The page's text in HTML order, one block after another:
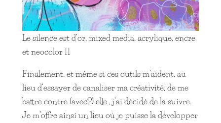
Le silence est d’or, mixed media, acrylique, encre
et neocolor II
Finalement, et même si ces outils m’aident, au
lieu d’essayer de canaliser ma créativité, de me
battre contre (avec?) elle , j’ai décidé de la suivre.
Je m’offre ainsi un lieu où je puisse la développer